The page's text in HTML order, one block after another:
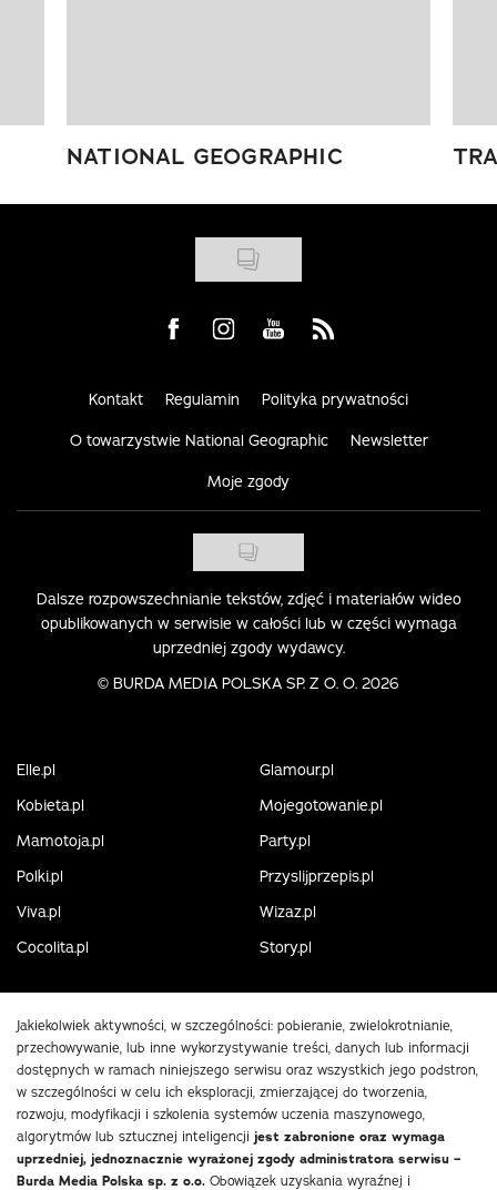
NATIONAL GEOGRAPHIC
Visit us on Facebook
Visit us on Instagram
Visit us on Youtube
Visit us on Rss
Kontakt Regulamin Polityka prywatności
O towarzystwie National Geographic Newsletter
Moje zgody
Dalsze rozpowszechnianie tekstów, zdjęć i materiałów wideo
opublikowanych w serwisie w całości lub w części wymaga
uprzedniej zgody wydawcy.
© BURDA MEDIA POLSKA SP. Z O. O. 2026
Elle.pl
Glamour.pl
Kobieta.pl
Mojegotowanie.pl
Mamotoja.pl
Party.pl
Polki.pl
Przyslijprzepis.pl
Viva.pl
Wizaz.pl
Cocolita.pl
Story.pl
Jakiekolwiek aktywności, w szczególności: pobieranie, zwielokrotnianie,
przechowywanie, lub inne wykorzystywanie treści, danych lub informacji
dostępnych w ramach niniejszego serwisu oraz wszystkich jego podstron,
w szczególności w celu ich eksploracji, zmierzającej do tworzenia,
rozwoju, modyfikacji i szkolenia systemów uczenia maszynowego,
algorytmów lub sztucznej inteligencji jest zabronione oraz wymaga
uprzedniej, jednoznacznie wyrażonej zgody administratora serwisu –
Burda Media Polska sp. z o.o. Obowiązek uzyskania wyraźnej i